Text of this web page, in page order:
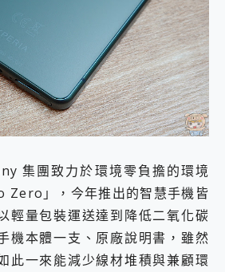
集團致力於環境零負擔的環境
Zero」，今年推出的智慧手機皆
輕量包裝運送達到降低二氧化碳
機本體一支、原廠說明書，雖然
此一來能減少線材堆積與兼顧環